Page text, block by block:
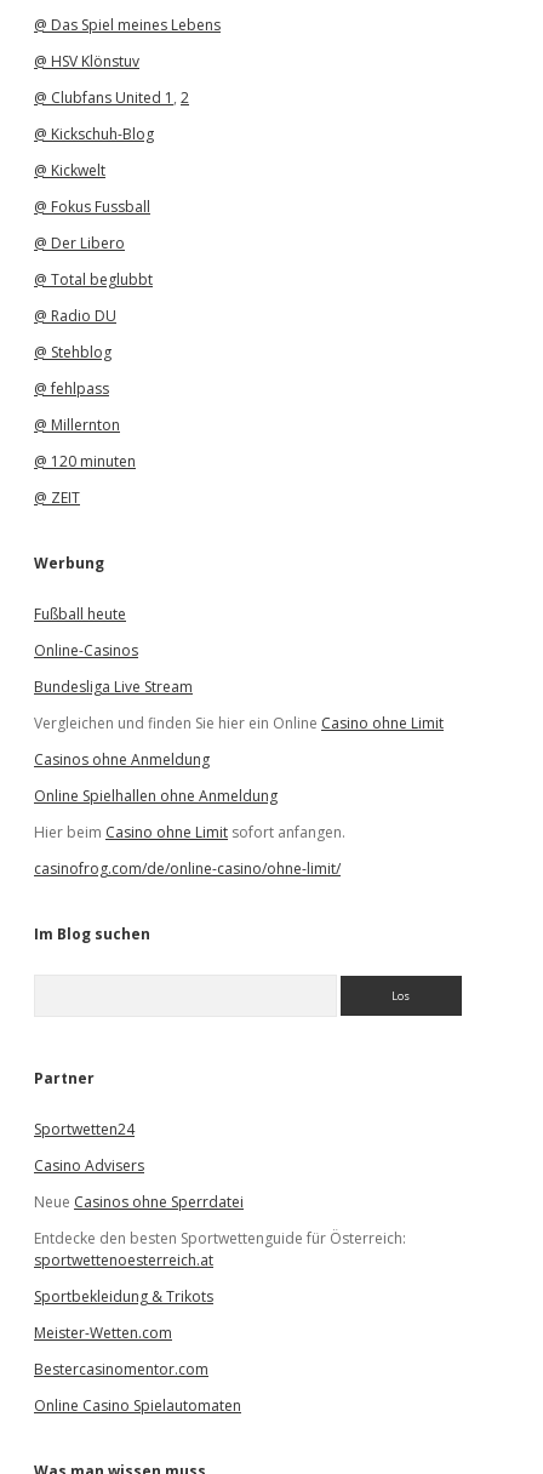
@ Das Spiel meines Lebens
@ HSV Klönstuv
@ Clubfans United 1 , 2
@ Kickschuh-Blog
@ Kickwelt
@ Fokus Fussball
@ Der Libero
@ Total beglubbt
@ Radio DU
@ Stehblog
@ fehlpass
@ Millernton
@ 120 minuten
@ ZEIT
Werbung
Fußball heute
Online-Casinos
Bundesliga Live Stream
Vergleichen und finden Sie hier ein Online Casino ohne Limit
Casinos ohne Anmeldung
Online Spielhallen ohne Anmeldung
Hier beim Casino ohne Limit sofort anfangen.
casinofrog.com/de/online-casino/ohne-limit/
Im Blog suchen
e
Partner
Sportwetten24
Casino Advisers
Neue Casinos ohne Sperrdatei
Entdecke den besten Sportwettenguide für Österreich:
sportwettenoesterreich.at
Sportbekleidung & Trikots
Meister-Wetten.com
Bestercasinomentor.com
Online Casino Spielautomaten